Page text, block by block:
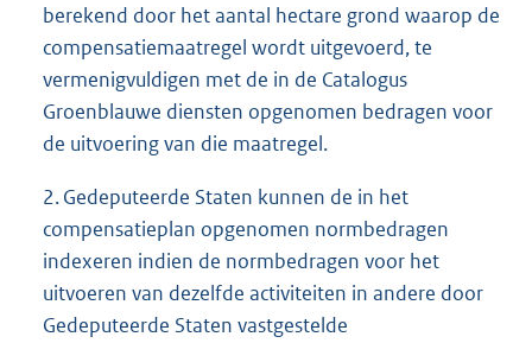
berekend door het aantal hectare grond waarop de
compensatiemaatregel wordt uitgevoerd, te
vermenigvuldigen met de in de Catalogus
Groenblauwe diensten opgenomen bedragen voor
de uitvoering van die maatregel.
2. Gedeputeerde Staten kunnen de in het
compensatieplan opgenomen normbedragen
indexeren indien de normbedragen voor het
uitvoeren van dezelfde activiteiten in andere door
Gedeputeerde Staten vastgestelde